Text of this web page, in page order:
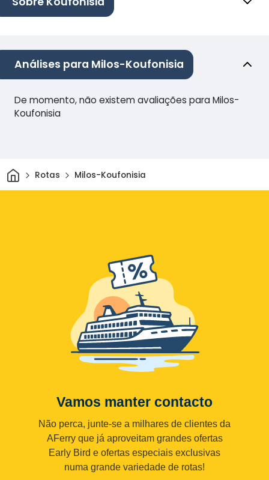
Análises para Milos-Koufonisia
De momento, não existem avaliações para Milos-
Koufonisia
CasaRotas Milos-Koufonisia
Vamos manter contacto
Não perca, junte-se a milhares de clientes da
AFerry que já aproveitam grandes ofertas
Early Bird e ofertas especiais exclusivas
numa grande variedade de rotas!